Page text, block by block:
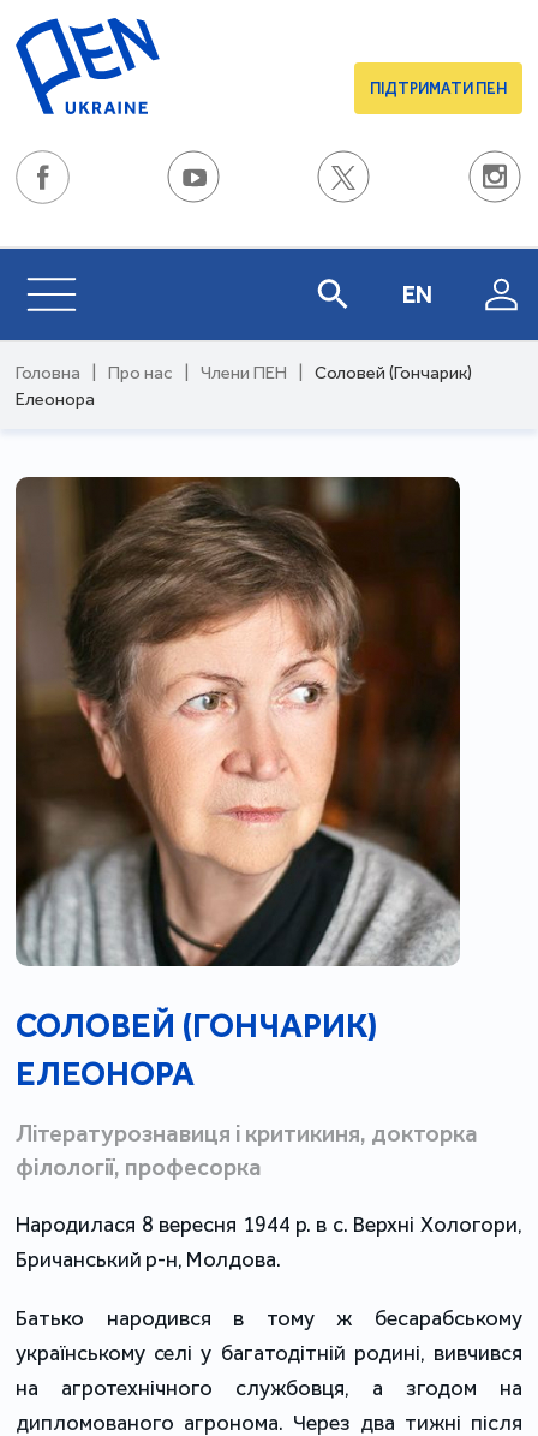
ПІДТРИМАТИ ПЕН
EN
Головна Про нас Члени ПЕН
Соловей (Гончарик)
Елеонора
СОЛОВЕЙ (ГОНЧАРИК)
ЕЛЕОНОРА
Літературознавиця і критикиня, докторка
філології, професорка
Народилася 8 вересня 1944 р. в с. Верхні Хологори,
Бричанський р-н, Молдова.
Батько народився в тому ж бесарабському
українському селі у багатодітній родині, вивчився
на агротехнічного службовця, а згодом на
дипломованого агронома. Через два тижні після